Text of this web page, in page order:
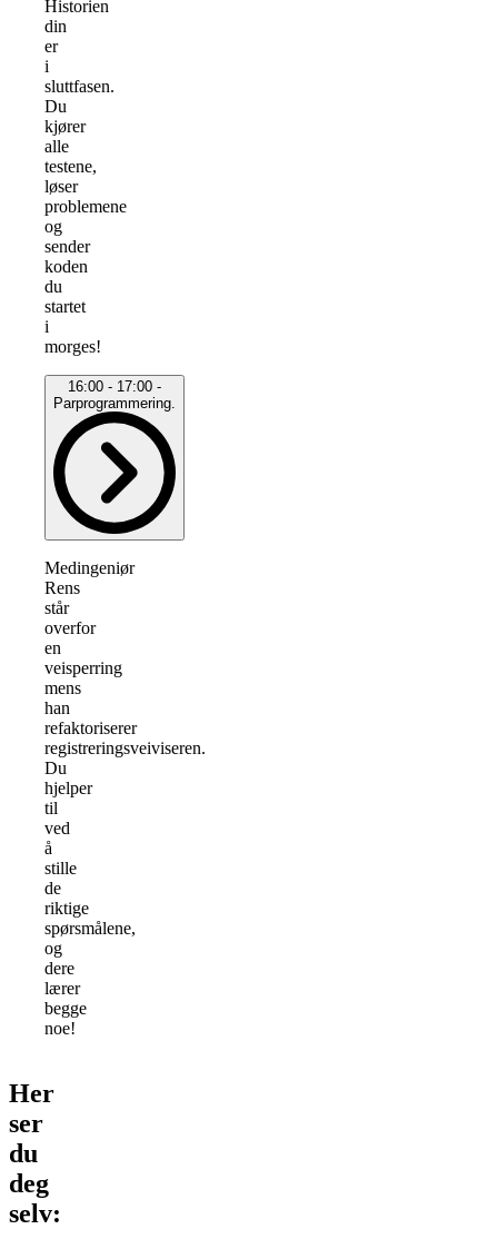
Historien
din
er
i
sluttfasen.
Du
kjører
alle
testene,
løser
problemene
og
sender
koden
du
startet
i
morges!
16:00 - 17:00 -
Parprogrammering.
Medingeniør
Rens
står
overfor
en
veisperring
mens
han
refaktoriserer
registreringsveiviseren.
Du
hjelper
til
ved
å
stille
de
riktige
spørsmålene,
og
dere
lærer
begge
noe!
Her
ser
du
deg
selv: